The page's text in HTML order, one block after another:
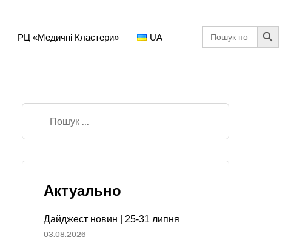
РЦ «Медичні Кластери» UA
Search
for:
Search Button
Актуально
Дайджест новин | 25-31 липня
03.08.2026